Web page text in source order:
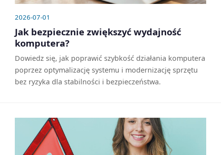
2026-07-01
Jak bezpiecznie zwiększyć wydajność
komputera?
Dowiedz się, jak poprawić szybkość działania komputera
poprzez optymalizację systemu i modernizację sprzętu
bez ryzyka dla stabilności i bezpieczeństwa.